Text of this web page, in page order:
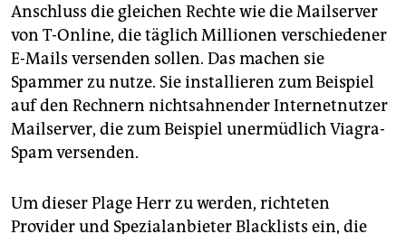
Anschluss die gleichen Rechte wie die Mailserver
von T-Online, die täglich Millionen verschiedener
E-Mails versenden sollen. Das machen sie
Spammer zu nutze. Sie installieren zum Beispiel
auf den Rechnern nichtsahnender Internetnutzer
Mailserver, die zum Beispiel unermüdlich Viagra-
Spam versenden.
Um dieser Plage Herr zu werden, richteten
Provider und Spezialanbieter Blacklists ein, die